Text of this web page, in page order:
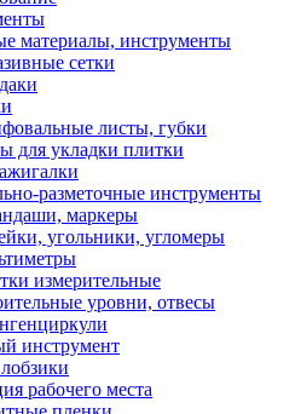
материалы, инструменты
сетки
листы, губки
для укладки плитки
разметочные инструменты
маркеры
угольники, угломеры
измерительные
уровни, отвесы
инструмент
рабочего места